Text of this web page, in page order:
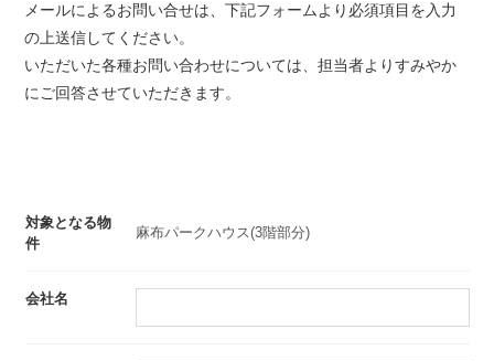
メールによるお問い合せは、下記フォームより必須項目を入力
の上送信してください。
いただいた各種お問い合わせについては、担当者よりすみやか
にご回答させていただきます。
対象となる物
件
麻布パークハウス(3階部分)
会社名